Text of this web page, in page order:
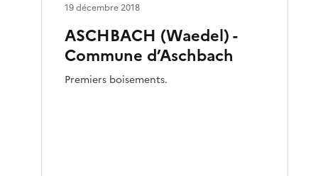
ASCHBACH (Waedel) -
Commune d’Aschbach
Premiers boisements.
19 décembre 2018